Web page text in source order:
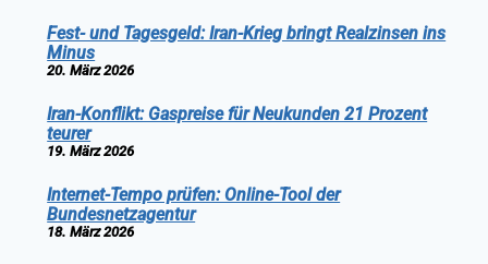
Fest- und Tagesgeld: Iran-Krieg bringt Realzinsen ins
Minus
20. März 2026
Iran-Konflikt: Gaspreise für Neukunden 21 Prozent
teurer
19. März 2026
Internet-Tempo prüfen: Online-Tool der
Bundesnetzagentur
18. März 2026